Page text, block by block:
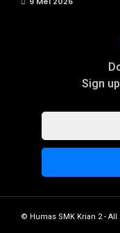
Sign
© Humas SMK Krian 2 - All